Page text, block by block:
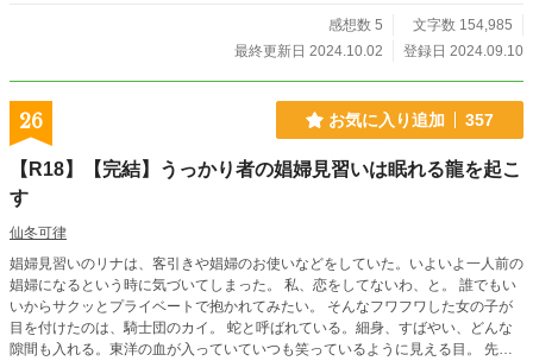
り切りつつ、取り巻く人々の問題を解決していく。 しかし、
解決すればまた別の問題が浮上するのが人生といふもの。 嫉
感想数 5
文字数 154,985
最終更新日 2024.10.02
登録日 2024.09.10
26 お気に入り追加 357
【R18】【完結】うっかり者の娼婦見習いは眠れる龍を起こ
す
仙冬可律
娼婦見習いのリナは、客引きや娼婦のお使いなどをしていた。いよいよ一人前の
娼婦になるという時に気づいてしまった。 私、恋をしてないわ、と。 誰でもい
いからサクッとプライベートで抱かれてみたい。 そんなフワフワした女の子が
目を付けたのは、騎士団のカイ。 蛇と呼ばれている。細身、すばやい、どんな
隙間も入れる。東洋の血が入っていていつも笑っているように見える目。 先輩